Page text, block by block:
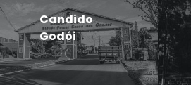
Candido
Godói